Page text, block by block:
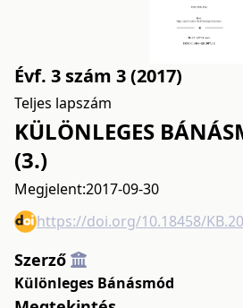
Évf. 3 szám 3 (2017)
Teljes lapszám
KÜLÖNLEGES
(3.)
Megjelent:2017-09-30
https://doi.org/10.18458/
Szerző
Különleges Bánásmód